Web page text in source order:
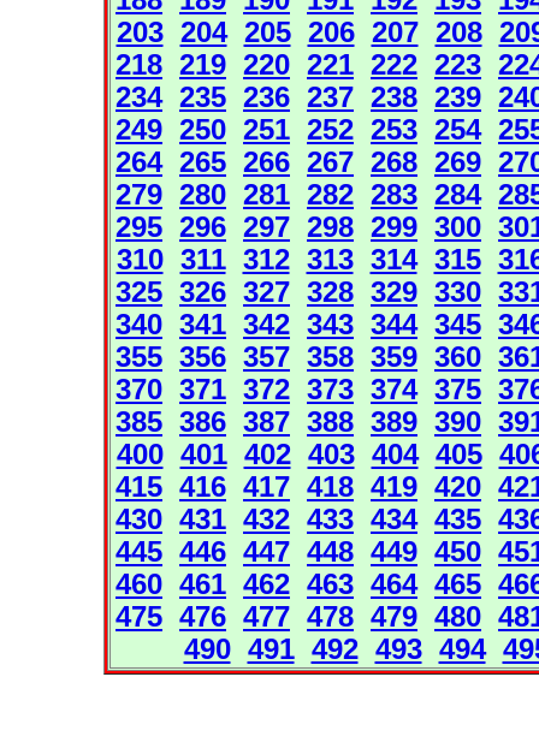
203 204 205 206 207 208
218 219 220 221 222 223
234 235 236 237 238 239
249 250 251 252 253 254
264 265 266 267 268 269
279 280 281 282 283 284
295 296 297 298 299 300
310 311 312 313 314 315
325 326 327 328 329 330
340 341 342 343 344 345
355 356 357 358 359 360
370 371 372 373 374 375
385 386 387 388 389 390
400 401 402 403 404 405
415 416 417 418 419 420
430 431 432 433 434 435
445 446 447 448 449 450
460 461 462 463 464 465
475 476 477 478 479 480
490 491 492 493 494